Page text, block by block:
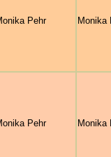
Pehr Monika
Pehr Monika